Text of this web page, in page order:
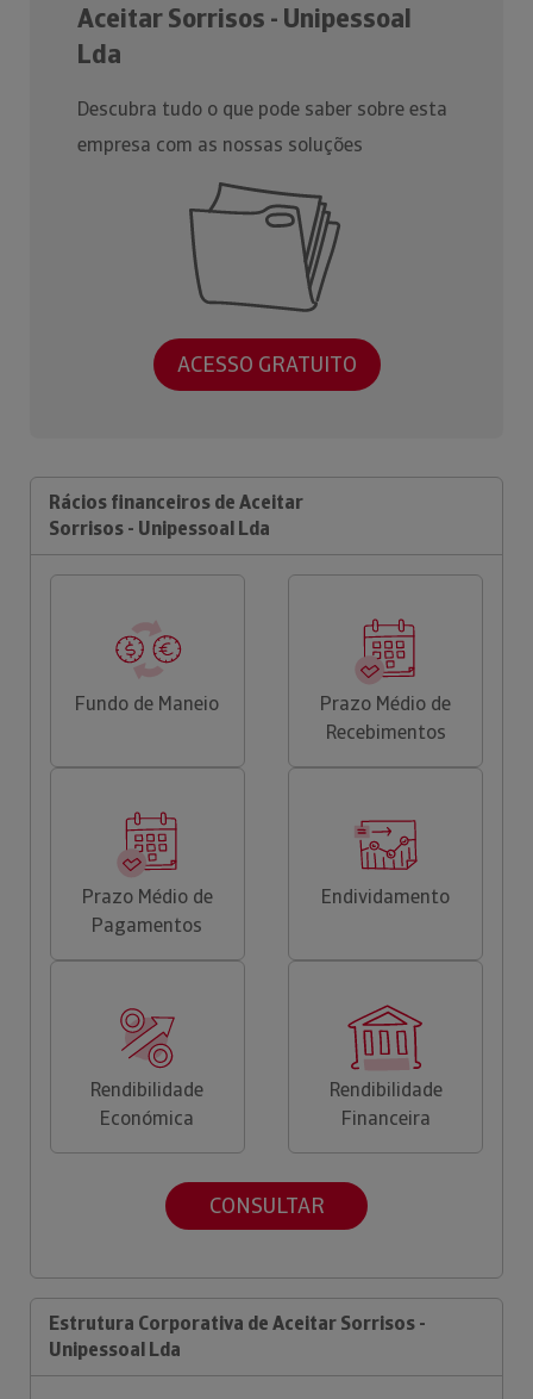
Aceitar Sorrisos - Unipessoal
Lda
Descubra tudo o que pode saber sobre esta
empresa com as nossas soluções
ACESSO GRATUITO
Rácios financeiros de Aceitar
Sorrisos - Unipessoal Lda
Fundo de Maneio
Prazo Médio de
Recebimentos
Prazo Médio de
Pagamentos
Endividamento
Rendibilidade
Económica
Rendibilidade
Financeira
CONSULTAR
Estrutura Corporativa de Aceitar Sorrisos -
Unipessoal Lda